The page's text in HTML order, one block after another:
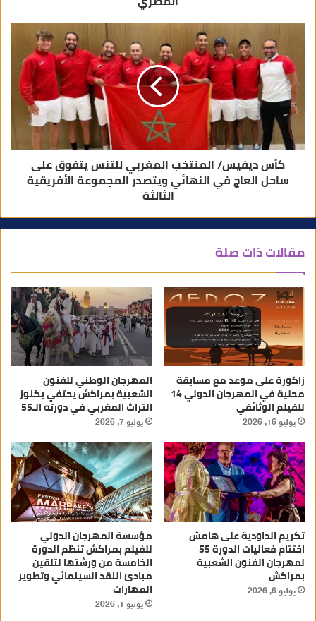
كأس ديفيس/ المنتخب المغربي للتنس يتفوق على
ساحل العاج في النهائي ويتصدر المجموعة الأفريقية
الثالثة
مقالات ذات صلة
زاكورة على موعد مع مسابقة
محلية في المهرجان الدولي 14
للفيلم الوثائقي
يوليو 16, 2026
المهرجان الوطني للفنون
الشعبية بمراكش يحتفي بكنوز
التراث المغربي في دورته الـ55
يوليو 7, 2026
تكريم الداودية على هامش
اختتام فعاليات الدورة 55
لمهرجان الفنون الشعبية
بمراكش
يوليو 6, 2026
مؤسسة المهرجان الدولي
للفيلم بمراكش تنظم الدورة
الخامسة من ورشتها لتلقين
مبادئ النقد السينمائي وتطوير
المهارات
يونيو 1, 2026